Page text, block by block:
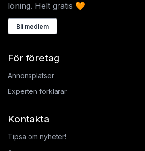
löning. Helt gratis 🧡
Bli medlem
För företag
Annonsplatser
Experten förklarar
Kontakta
Tipsa om nyheter!